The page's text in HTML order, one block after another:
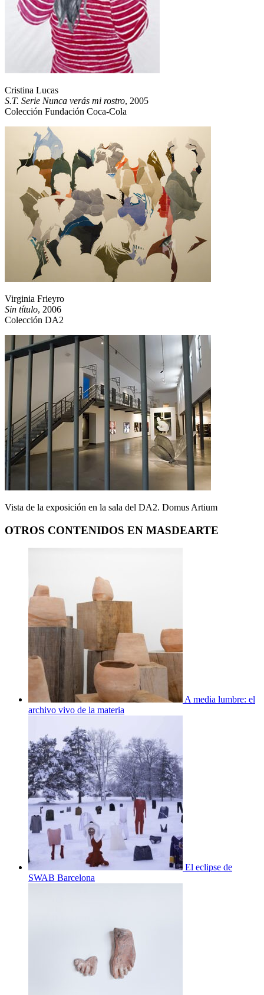
Cristina Lucas
S.T. Serie Nunca verás mi rostro, 2005
Colección Fundación Coca-Cola
Virginia Frieyro
Sin título, 2006
Colección DA2
Vista de la exposición en la sala del DA2. Domus Artium
OTROS CONTENIDOS EN MASDEARTE
A media lumbre: el
archivo vivo de la materia
El eclipse de
SWAB Barcelona